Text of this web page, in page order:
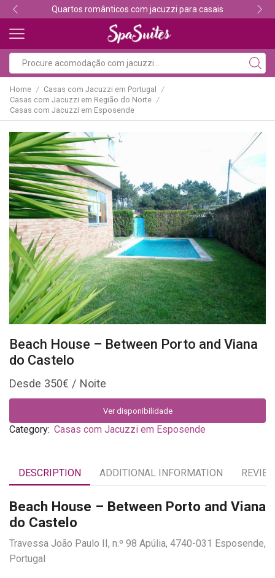
Descubra os melhores alojamentos com jacuzzi
Home / Casas com Jacuzzi em Portugal /
Casas com Jacuzzi em Região do Norte /
Casas com Jacuzzi em Esposende
Beach House – Between Porto and Viana
do Castelo
350€
Ver disponibilidade
Category: Casas com Jacuzzi em Esposende
DESCRIPTION ADDITIONAL INFORMATION
Beach House – Between Porto and Viana
do Castelo
Travessa João Paulo II, n.º 98 Apúlia, 4740-031 Esposende,
Portugal